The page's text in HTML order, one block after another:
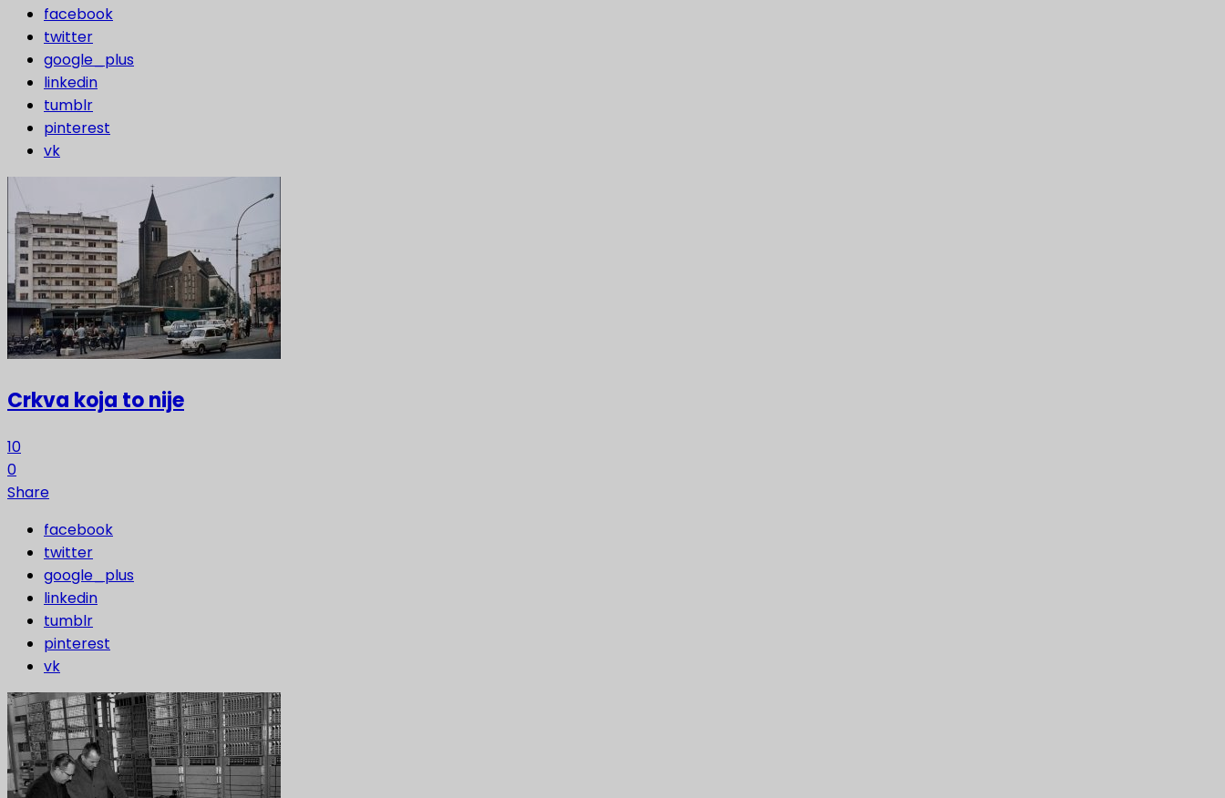
facebook
twitter
google_plus
linkedin
tumblr
pinterest
vk
Crkva koja to nije
10
0
Share
facebook
twitter
google_plus
linkedin
tumblr
pinterest
vk